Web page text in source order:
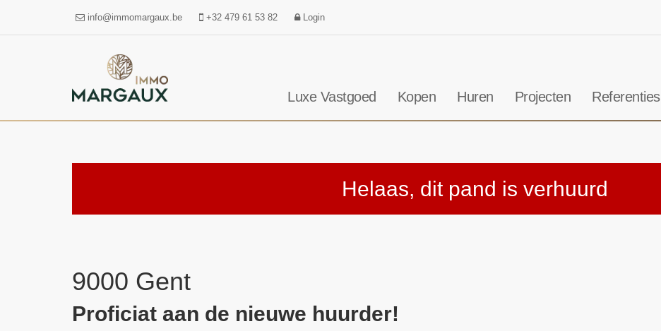
info@immomargaux.be +32 479 61 53 82 Login
Luxe Vastgoed Kopen Huren Projecten Referenties
Helaas, dit pand is verhuurd
9000 Gent
Proficiat aan de nieuwe huurder!